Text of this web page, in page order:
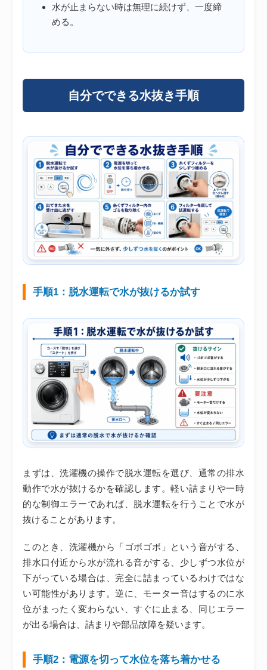
水が止まらない時は無理に続けず、一度締
める。
自分でできる水抜き手順
手順1：脱水運転で水が抜けるか試す
まずは、洗濯機の操作で脱水運転を選び、通常の排水
動作で水が抜けるかを確認します。軽い詰まりや一時
的な制御エラーであれば、脱水運転を行うことで水が
抜けることがあります。
このとき、洗濯機から「ゴボゴボ」という音がする、
排水口付近から水が流れる音がする、少しずつ水位が
下がっている場合は、完全に詰まっているわけではな
い可能性があります。逆に、モーター音はするのに水
位がまったく変わらない、すぐに止まる、同じエラー
が出る場合は、詰まりや部品故障を疑います。
手順2：電源を切って水位を落ち着かせる